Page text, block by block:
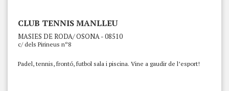
CLUB TENNIS MANLLEU
MASIES DE RODA/ OSONA - 08510
c/ dels Pirineus nº8
Padel, tennis, frontó, futbol sala i piscina. Vine a gaudir de l’esport!